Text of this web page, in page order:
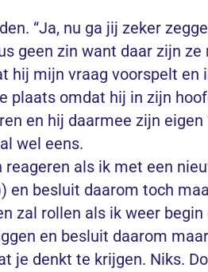
“Ja, nu ga jij zeker
geen zin want daar zijn ze
hij mijn vraag voorspelt en
plaats omdat hij in zijn
en hij daarmee zijn eigen
wel eens.
als ik met een
en besluit daarom toch
zal rollen als ik weer begin
en besluit daarom
je denkt te krijgen. Niks.